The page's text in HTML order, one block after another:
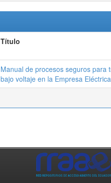
Título
Manual de procesos seguros para
bajo voltaje en la Empresa